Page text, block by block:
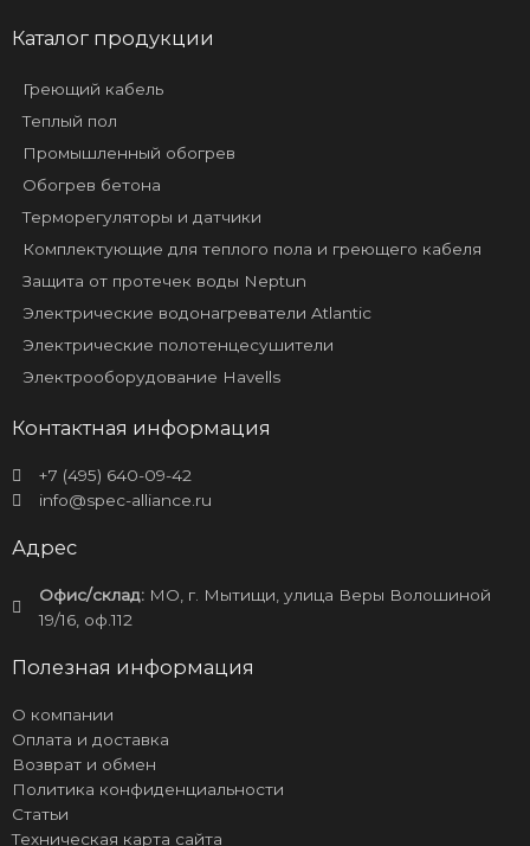
Каталог продукции
Греющий кабель
Теплый пол
Промышленный обогрев
Обогрев бетона
Терморегуляторы и датчики
Комплектующие для теплого пола и греющего кабеля
Защита от протечек воды Neptun
Электрические водонагреватели Atlantic
Электрические полотенцесушители
Электрооборудование Havells
Контактная информация
+7 (495) 640-09-42
info@spec-alliance.ru
Адрес
Офис/склад:МО, г. Мытищи, улица Веры Волошиной
19/16, оф.112
Полезная информация
О компании
Оплата и доставка
Возврат и обмен
Политика конфиденциальности
Статьи
Техническая карта сайта